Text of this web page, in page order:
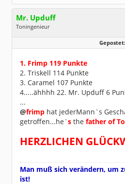
Mr. Upduff
Toningenieur
Geschlecht:
keine Angabe
Basemountainhome
Alter:
65
Dabei seit:
02 / 2007
Gepostet:
1. Frimp 119 Punkte
2. Triskell 114 Punkte
3. Caramel 107 Punkte
4.....ähhhh 22. Mr. Upduff 6
...
@frimp hat jederMann`s
getroffen...he`s the father of
HERZLICHEN
Man muß sich verändern, um
ist!